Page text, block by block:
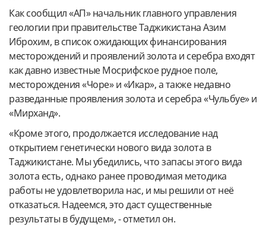
Как сообщил «АП» начальник главного управления
геологии при правительстве Таджикистана Азим
Иброхим, в список ожидающих финансирования
месторождений и проявлений золота и серебра входят
как давно известные Мосрифское рудное поле,
месторождения «Чоре» и «Икар», а также недавно
разведанные проявления золота и серебра «Чульбуе» и
«Мирханд».
«Кроме этого, продолжается исследование над
открытием генетически нового вида золота в
Таджикистане. Мы убедились, что запасы этого вида
золота есть, однако ранее проводимая методика
работы не удовлетворила нас, и мы решили от неё
отказаться. Надеемся, это даст существенные
результаты в будущем», - отметил он.